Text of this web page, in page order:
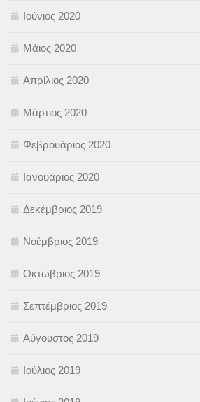
Ιούνιος 2020
Μάιος 2020
Απρίλιος 2020
Μάρτιος 2020
Φεβρουάριος 2020
Ιανουάριος 2020
Δεκέμβριος 2019
Νοέμβριος 2019
Οκτώβριος 2019
Σεπτέμβριος 2019
Αύγουστος 2019
Ιούλιος 2019